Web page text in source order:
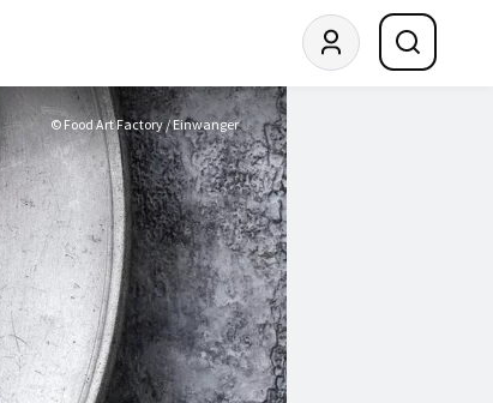
© Food Art Factory / Einwanger